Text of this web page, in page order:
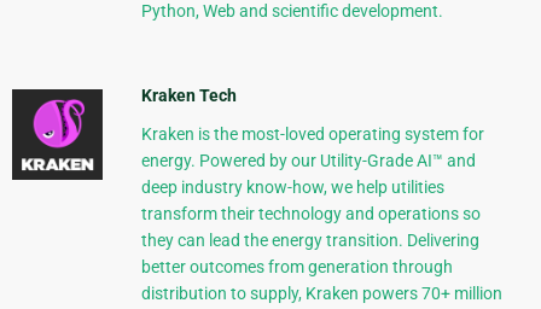
Python, Web and scientific development.
Kraken Tech
Kraken is the most-loved operating system for
energy. Powered by our Utility-Grade AI™ and
deep industry know-how, we help utilities
transform their technology and operations so
they can lead the energy transition. Delivering
better outcomes from generation through
distribution to supply, Kraken powers 70+ million